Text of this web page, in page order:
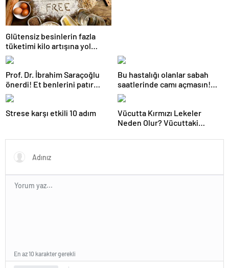
Glütensiz besinlerin fazla
tüketimi kilo artışına yol
açabilir
Prof. Dr. İbrahim Saraçoğlu
önerdi! Et benlerini patır
patır döküyor! ’15-20 DAKİKA
BEKLETMEK YETİYOR!’
Bu hastalığı olanlar sabah
saatlerinde camı açmasın!
Burun tıkanıklığı, hapşırık,
kaşıntı, öksürük… Meğer
tetikliyormuş
Strese karşı etkili 10 adım
Vücutta Kırmızı Lekeler
Neden Olur? Vücuttaki
Geçer?
En az 10 karakter gerekli